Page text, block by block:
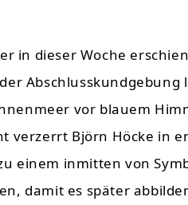
in dieser Woche
vor blauem
verzerrt Björn Höcke in
einem inmitten von
damit es später